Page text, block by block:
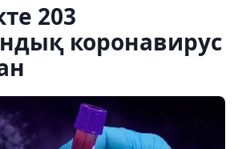
203
коронавирус